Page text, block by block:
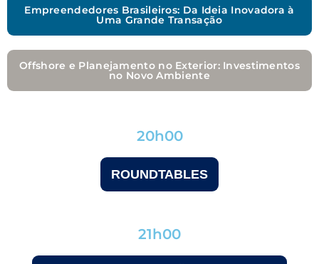
Empreendedores Brasileiros: Da Ideia Inovadora à
Uma Grande Transação
Offshore e Planejamento no Exterior: Investimentos
no Novo Ambiente
20h00
ROUNDTABLES
21h00